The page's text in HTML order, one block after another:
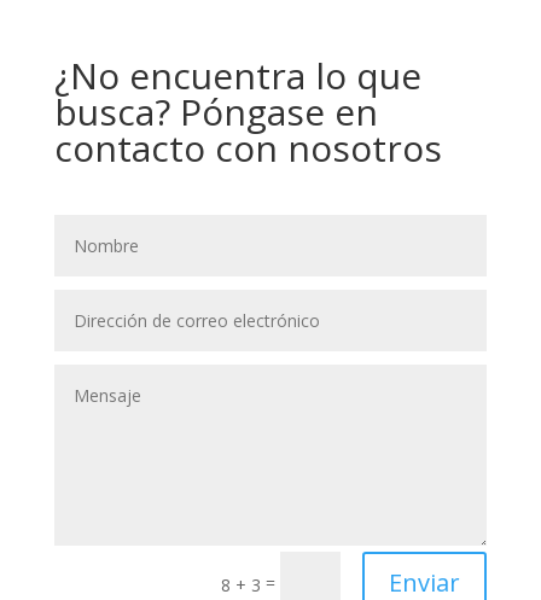
¿No encuentra lo que
busca? Póngase en
contacto con nosotros
8 + 3 = Enviar